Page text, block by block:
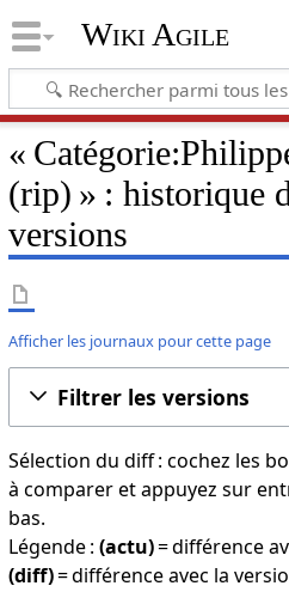
Wiki Agile
«
(rip) » : historique
versions
Afficher les journaux pour cette page
Filtrer les versions
Sélection du diff : cochez les
à comparer et appuyez sur
bas.
Légende : (actu)= différence
(diff)= différence avec la